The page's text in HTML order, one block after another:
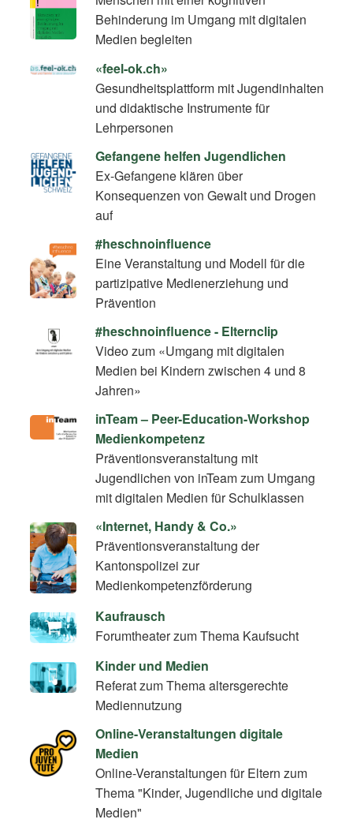
Behinderung im Umgang mit digitalen
Medien begleiten
«feel-ok.ch»
Gesundheitsplattform mit Jugendinhalten
und didaktische Instrumente für
Lehrpersonen
Gefangene helfen Jugendlichen
Ex-Gefangene klären über
Konsequenzen von Gewalt und Drogen
auf
#heschnoinfluence
Eine Veranstaltung und Modell für die
partizipative Medienerziehung und
Prävention
#heschnoinfluence - Elternclip
Video zum «Umgang mit digitalen
Medien bei Kindern zwischen 4 und 8
Jahren»
inTeam – Peer-Education-Workshop
Medienkompetenz
Präventionsveranstaltung mit
Jugendlichen von inTeam zum Umgang
mit digitalen Medien für Schulklassen
«Internet, Handy & Co.»
Präventionsveranstaltung der
Kantonspolizei zur
Medienkompetenzförderung
Kaufrausch
Forumtheater zum Thema Kaufsucht
Kinder und Medien
Referat zum Thema altersgerechte
Mediennutzung
Online-Veranstaltungen digitale
Medien
Online-Veranstaltungen für Eltern zum
Thema "Kinder, Jugendliche und digitale
Medien"